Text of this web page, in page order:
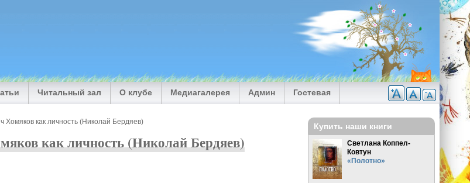
Читальный зал О клубе Медиагалерея Админ Гостевая
Хомяков как личность (Николай Бердяев)
как личность (Николай Бердяев)
Купить наши книги
Светлана Коппел-
Ковтун
«Полотно»